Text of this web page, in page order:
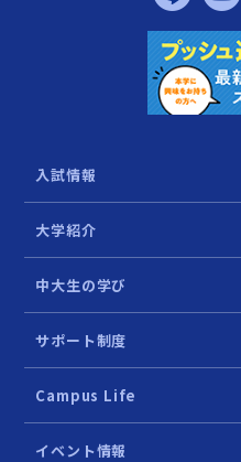
入試情報
入試の主な変更点
5学部共通選抜・学部別選抜
特別入試（多様な入試制度）
過去の入試データ
大学紹介
学長メッセージ
教員インタビュー
保護者・進路指導に関わる先
中大生の学び
学部を超えて知識を広げる「
ファカルティ リンケージ・
サポート制度
『公務員』の中央
Campus Life
イベント情報